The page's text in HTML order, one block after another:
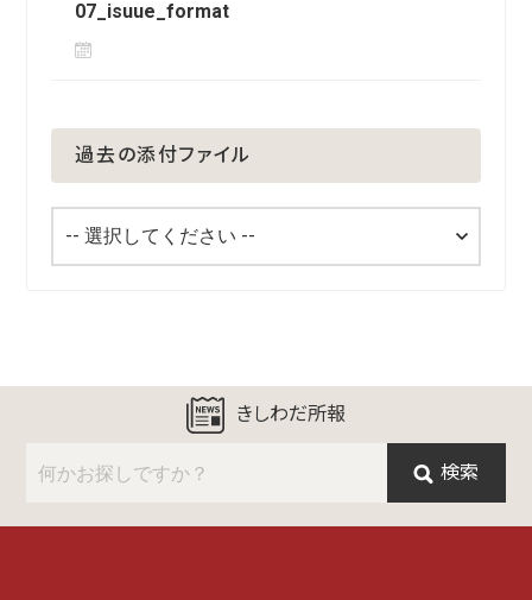
07_isuue_format
過去の添付ファイル
きしわだ所報
検索